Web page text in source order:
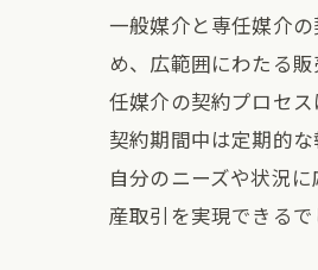
一般媒介と専任媒介
め、広範囲にわたる
任媒介の契約プロセ
契約期間中は定期的
自分のニーズや状況
産取引を実現できるで